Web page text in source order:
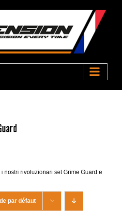
nostri rivoluzionari set Grime Guard e
par défaut